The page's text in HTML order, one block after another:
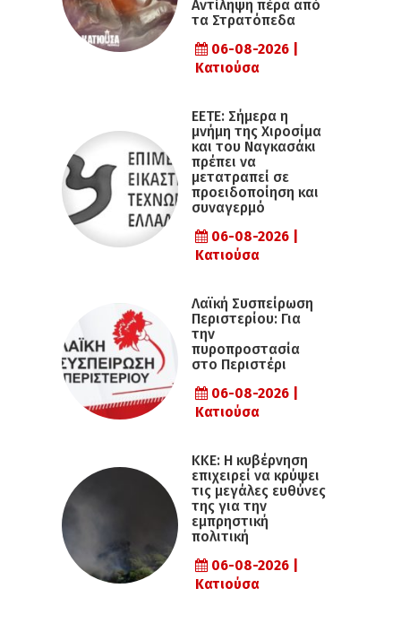
Αντίληψη πέρα από
τα Στρατόπεδα
06-08-2026 |
Κατιούσα
ΕΕΤΕ: Σήμερα η
μνήμη της Χιροσίμα
και του Ναγκασάκι
πρέπει να
μετατραπεί σε
προειδοποίηση και
συναγερμό
06-08-2026 |
Κατιούσα
Λαϊκή Συσπείρωση
Περιστερίου: Για
την
πυροπροστασία
στο Περιστέρι
06-08-2026 |
Κατιούσα
ΚΚΕ: Η κυβέρνηση
επιχειρεί να κρύψει
τις μεγάλες ευθύνες
της για την
εμπρηστική
πολιτική
06-08-2026 |
Κατιούσα